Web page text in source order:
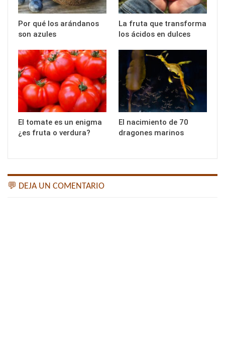
Por qué los arándanos
son azules
La fruta que transforma
los ácidos en dulces
El tomate es un enigma
¿es fruta o verdura?
El nacimiento de 70
dragones marinos
💬 DEJA UN COMENTARIO